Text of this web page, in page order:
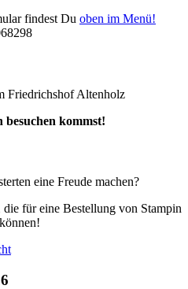
findest Du oben im Menü!
Friedrichshof Altenholz
kommst!
eine Freude machen?
für eine Bestellung von Stampin